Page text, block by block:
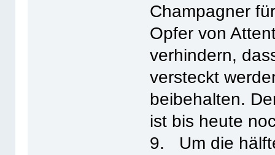
Champagner
Opfer von
verhindern,
versteckt
beibehalten.
ist bis heute
9. Um die